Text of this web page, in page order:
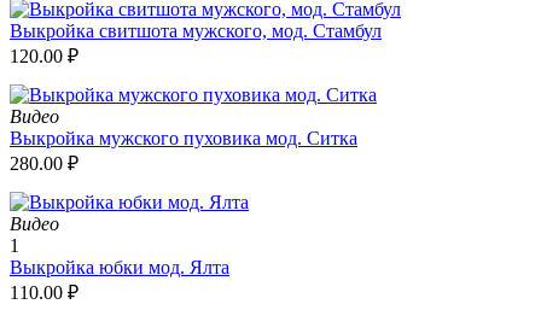
Выкройка свитшота мужского, мод. Стамбул
120.00 ₽
Видео
Выкройка мужского пуховика мод. Ситка
280.00 ₽
Видео
1
Выкройка юбки мод. Ялта
110.00 ₽